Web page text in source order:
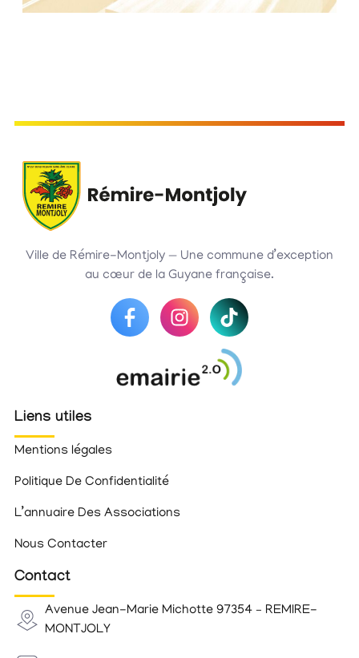
Ville de Rémire-Montjoly — Une commune d’exception
au cœur de la Guyane française.
Liens utiles
Mentions légales
Politique De Confidentialité
L’annuaire Des Associations
Nous Contacter
Contact
Avenue Jean-Marie Michotte 97354 – REMIRE-
MONTJOLY